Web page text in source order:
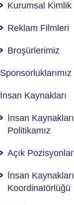
Kurumsal Kimlik
Reklam Filmleri
Broşürlerimiz
Sponsorluklarımız
İnsan Kaynakları
İnsan Kaynakları
Politikamız
Açık Pozisyonlar
İnsan Kaynakları
Koordinatörlüğü